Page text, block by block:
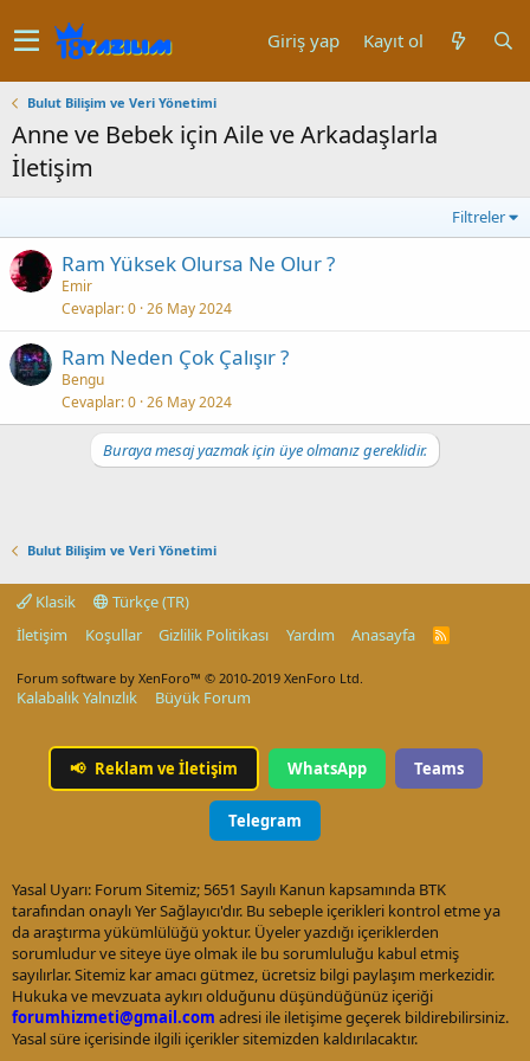
Giriş yap Kayıt ol
Bulut Bilişim ve Veri Yönetimi
Anne ve Bebek için Aile ve Arkadaşlarla
İletişim
Filtreler
Ram Yüksek Olursa Ne Olur ?
Emir
Cevaplar 0 26 May 2024
Ram Neden Çok Çalışır ?
Bengu
Cevaplar 0 26 May 2024
Buraya mesaj yazmak için üye olmanız gereklidir.
Bulut Bilişim ve Veri Yönetimi
Klasik
Türkçe (TR)
İletişim
Koşullar Gizlilik Politikası Yardım Anasayfa
R
Forum software by XenForo™ © 2010-2019 XenForo Ltd.
Kalabalık Yalnızlık Büyük Forum
📢 Reklam ve İletişim WhatsApp Teams
Telegram
Yasal Uyarı: Forum Sitemiz; 5651 Sayılı Kanun kapsamında BTK
tarafından onaylı Yer Sağlayıcı'dır. Bu sebeple içerikleri kontrol etme ya
da araştırma yükümlülüğü yoktur. Üyeler yazdığı içeriklerden
sorumludur ve siteye üye olmak ile bu sorumluluğu kabul etmiş
sayılırlar. Sitemiz kar amacı gütmez, ücretsiz bilgi paylaşım merkezidir.
Hukuka ve mevzuata aykırı olduğunu düşündüğünüz içeriği
forumhizmeti@gmail.com adresi ile iletişime geçerek bildirebilirsiniz.
Yasal süre içerisinde ilgili içerikler sitemizden kaldırılacaktır.